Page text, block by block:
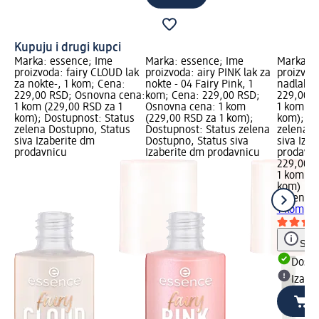
Kupuju i drugi kupci
Marka: essence; Ime
proizvoda: fairy CLOUD lak
za nokte-, 1 kom; Cena:
229,00 RSD; Osnovna cena:
1 kom (229,00 RSD za 1
kom); Dostupnost: Status
zelena Dostupno, Status
siva Izaberite dm
prodavnicu
Marka: essence; Ime
proizvoda: airy PINK lak za
nokte - 04 Fairy Pink, 1
kom; Cena: 229,00 RSD;
Osnovna cena: 1 kom
(229,00 RSD za 1 kom);
Dostupnost: Status zelena
Dostupno, Status siva
Izaberite dm prodavnicu
Marka:
nadlak,
229,00
1 kom
kom);
zelena
siva
229,00
1 kom
kom)
essence
1 kom